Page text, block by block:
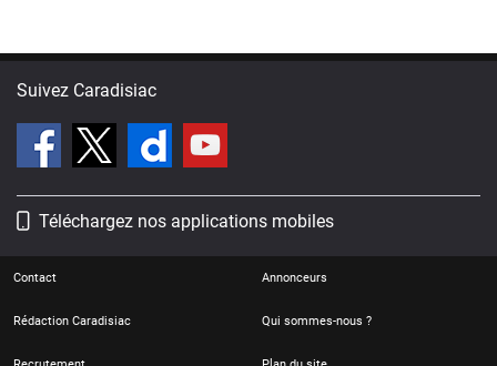
Suivez Caradisiac
Téléchargez nos applications mobiles
Contact Annonceurs
Rédaction Caradisiac Qui sommes-nous ?